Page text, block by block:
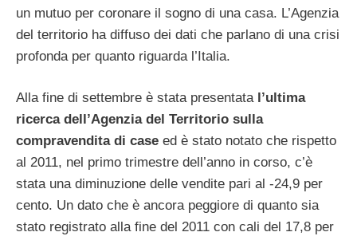
un mutuo per coronare il sogno di una casa. L’Agenzia
del territorio ha diffuso dei dati che parlano di una crisi
profonda per quanto riguarda l’Italia.
Alla fine di settembre è stata presentatal’ultima
ricerca dell’Agenzia del Territorio sulla
compravendita di case ed è stato notato che rispetto
al 2011, nel primo trimestre dell’anno in corso, c’è
stata una diminuzione delle vendite pari al -24,9 per
cento. Un dato che è ancora peggiore di quanto sia
stato registrato alla fine del 2011 con cali del 17,8 per